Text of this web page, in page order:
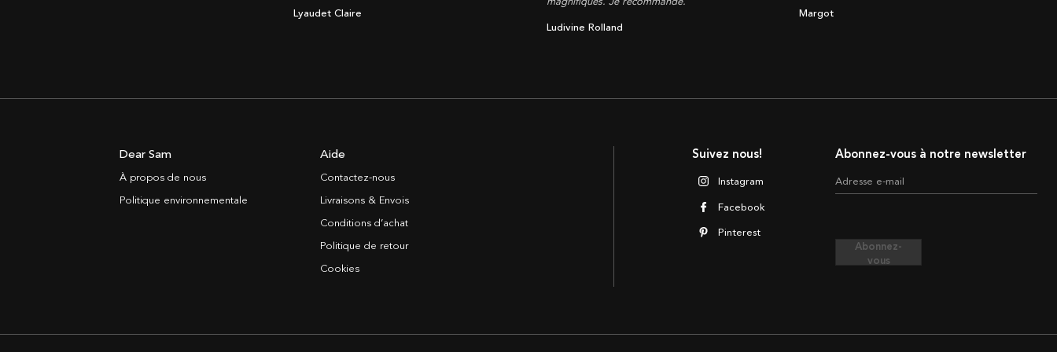
Lyaudet Claire
Ludivine Rolland
Margot
Abonnez-vous à notre newsletter
Adresse e-mail
Abonnez-
vous
Suivez nous!
Instagram
Facebook
Pinterest
Dear Sam
À propos de nous
Politique environnementale
Aide
Contactez-nous
Livraisons & Envois
Conditions d’achat
Politique de retour
Cookies